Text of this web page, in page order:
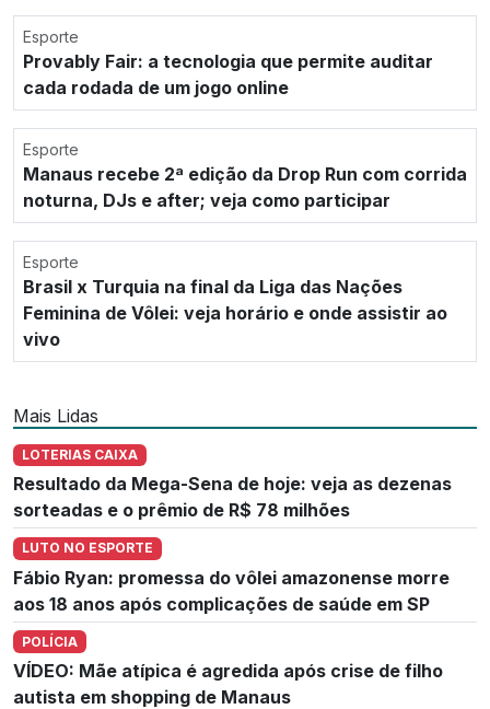
Esporte
Provably Fair: a tecnologia que permite auditar
cada rodada de um jogo online
Esporte
Manaus recebe 2ª edição da Drop Run com corrida
noturna, DJs e after; veja como participar
Esporte
Brasil x Turquia na final da Liga das Nações
Feminina de Vôlei: veja horário e onde assistir ao
vivo
Mais Lidas
LOTERIAS CAIXA
Resultado da Mega-Sena de hoje: veja as dezenas
sorteadas e o prêmio de R$ 78 milhões
LUTO NO ESPORTE
Fábio Ryan: promessa do vôlei amazonense morre
aos 18 anos após complicações de saúde em SP
POLÍCIA
VÍDEO: Mãe atípica é agredida após crise de filho
autista em shopping de Manaus